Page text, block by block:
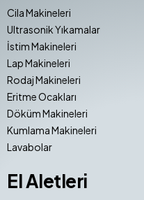
Cila Makineleri
Ultrasonik Yıkamalar
İstim Makineleri
Lap Makineleri
Rodaj Makineleri
Eritme Ocakları
Döküm Makineleri
Kumlama Makineleri
Lavabolar
El Aletleri